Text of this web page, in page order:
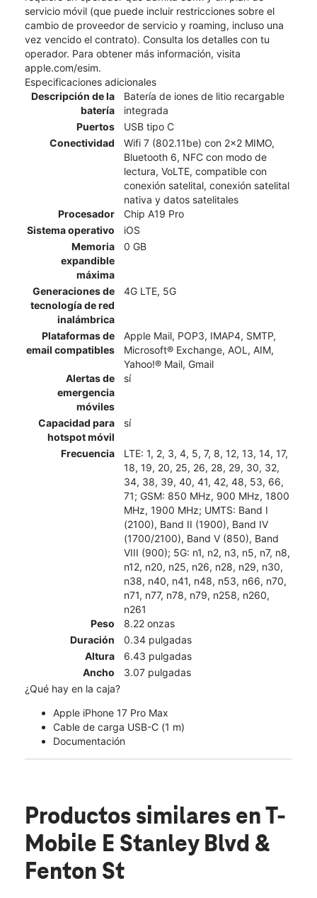
servicio móvil (que puede incluir restricciones sobre el
cambio de proveedor de servicio y roaming, incluso una
vez vencido el contrato). Consulta los detalles con tu
operador. Para obtener más información, visita
apple.com/esim.
Especificaciones adicionales
Descripción de la
batería
Batería de iones de litio recargable
integrada
Puertos
USB tipo C
Conectividad
Wifi 7 (802.11be) con 2x2 MIMO,
Bluetooth 6, NFC con modo de
lectura, VoLTE, compatible con
conexión satelital, conexión satelital
nativa y datos satelitales
Procesador
Chip A19 Pro
Sistema operativo
iOS
Memoria
expandible
máxima
0 GB
Generaciones de
tecnología de red
inalámbrica
4G LTE, 5G
Plataformas de
email compatibles
Apple Mail, POP3, IMAP4, SMTP,
Microsoft® Exchange, AOL, AIM,
Yahoo!® Mail, Gmail
Alertas de
emergencia
móviles
sí
Capacidad para
hotspot móvil
sí
Frecuencia
LTE: 1, 2, 3, 4, 5, 7, 8, 12, 13, 14, 17,
18, 19, 20, 25, 26, 28, 29, 30, 32,
34, 38, 39, 40, 41, 42, 48, 53, 66,
71; GSM: 850 MHz, 900 MHz, 1800
MHz, 1900 MHz; UMTS: Band I
(2100), Band II (1900), Band IV
(1700/2100), Band V (850), Band
VIII (900); 5G: n1, n2, n3, n5, n7, n8,
n12, n20, n25, n26, n28, n29, n30,
n38, n40, n41, n48, n53, n66, n70,
n71, n77, n78, n79, n258, n260,
n261
Peso
8.22 onzas
Duración
0.34 pulgadas
Altura
6.43 pulgadas
Ancho
3.07 pulgadas
¿Qué hay en la caja?
Apple iPhone 17 Pro Max
Cable de carga USB-C (1 m)
Documentación
Productos similares en T-
Mobile E Stanley Blvd &
Fenton St